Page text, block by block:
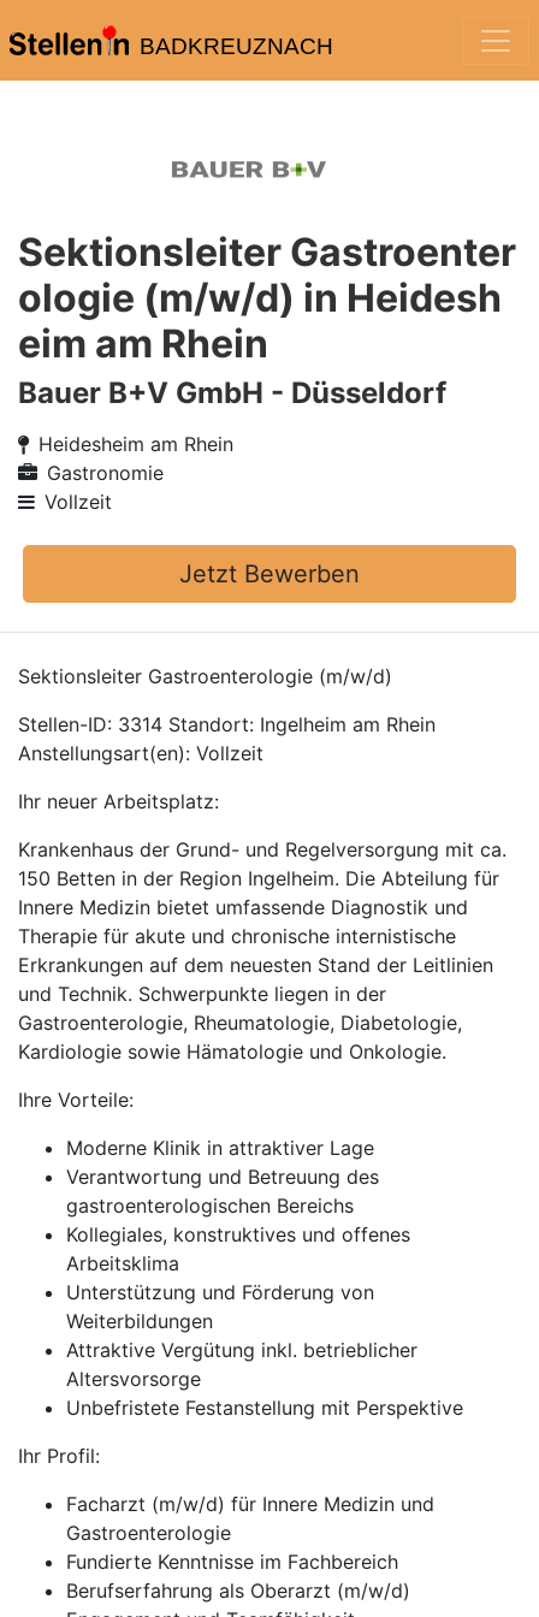
BADKREUZNACH
Sektionsleiter Gastroenter
ologie (m/w/d) in Heidesh
eim am Rhein
Bauer B+V GmbH - Düsseldorf
Heidesheim am Rhein
Gastronomie
Vollzeit
Jetzt Bewerben
Sektionsleiter Gastroenterologie (m/w/d)
Stellen-ID: 3314 Standort: Ingelheim am Rhein
Anstellungsart(en): Vollzeit
Ihr neuer Arbeitsplatz:
Krankenhaus der Grund- und Regelversorgung mit ca.
150 Betten in der Region Ingelheim. Die Abteilung für
Innere Medizin bietet umfassende Diagnostik und
Therapie für akute und chronische internistische
Erkrankungen auf dem neuesten Stand der Leitlinien
und Technik. Schwerpunkte liegen in der
Gastroenterologie, Rheumatologie, Diabetologie,
Kardiologie sowie Hämatologie und Onkologie.
Ihre Vorteile:
Moderne Klinik in attraktiver Lage
Verantwortung und Betreuung des
gastroenterologischen Bereichs
Kollegiales, konstruktives und offenes
Arbeitsklima
Unterstützung und Förderung von
Weiterbildungen
Attraktive Vergütung inkl. betrieblicher
Altersvorsorge
Unbefristete Festanstellung mit Perspektive
Ihr Profil:
Facharzt (m/w/d) für Innere Medizin und
Gastroenterologie
Fundierte Kenntnisse im Fachbereich
Berufserfahrung als Oberarzt (m/w/d)